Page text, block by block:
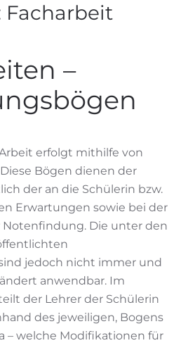
Facharbeit
–
erfolgt mithilfe von
Bögen dienen der
der an die Schülerin bzw.
Erwartungen sowie bei der
Die unter den
jedoch nicht immer und
anwendbar. Im
der Lehrer der Schülerin
des jeweiligen, Bogens
– welche Modifikationen für